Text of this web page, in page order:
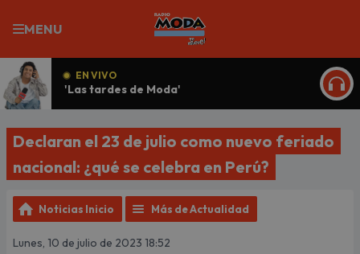
MENU
EN VIVO
'Las tardes de Moda'
Declaran el 23 de julio como nuevo feriado
nacional: ¿qué se celebra en Perú?
Noticias Inicio Más de Actualidad
Lunes, 10 de julio de 2023 18:52